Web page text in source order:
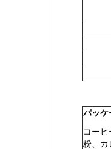
パッケ
コー
粉、カ